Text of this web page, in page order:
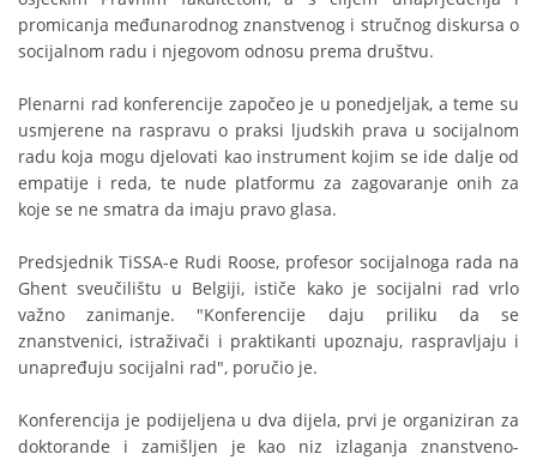
promicanja međunarodnog znanstvenog i stručnog diskursa o
socijalnom radu i njegovom odnosu prema društvu.
Plenarni rad konferencije započeo je u ponedjeljak, a teme su
usmjerene na raspravu o praksi ljudskih prava u socijalnom
radu koja mogu djelovati kao instrument kojim se ide dalje od
empatije i reda, te nude platformu za zagovaranje onih za
koje se ne smatra da imaju pravo glasa.
Predsjednik TiSSA-e Rudi Roose, profesor socijalnoga rada na
Ghent sveučilištu u Belgiji, ističe kako je socijalni rad vrlo
važno zanimanje. "Konferencije daju priliku da se
znanstvenici, istraživači i praktikanti upoznaju, raspravljaju i
unapređuju socijalni rad", poručio je.
Konferencija je podijeljena u dva dijela, prvi je organiziran za
doktorande i zamišljen je kao niz izlaganja znanstveno-